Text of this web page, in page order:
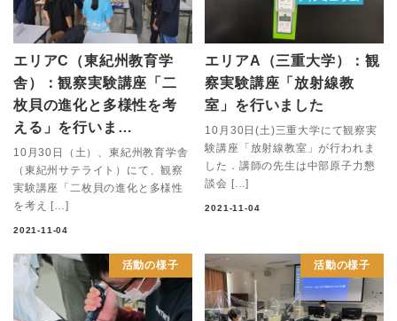
エリアC（東紀州教育学
舎）：観察実験講座「二
枚貝の進化と多様性を考
える」を行いま…
10月30日（土）、東紀州教育学舎
（東紀州サテライト）にて、観察
実験講座「二枚貝の進化と多様性
を考え […]
2021-11-04
エリアA（三重大学）：観
察実験講座「放射線教
室」を行いました
10月30日(土)三重大学にて観察実
験講座「放射線教室」が行われま
した．講師の先生は中部原子力懇
談会 […]
2021-11-04
活動の様子 活動の様子